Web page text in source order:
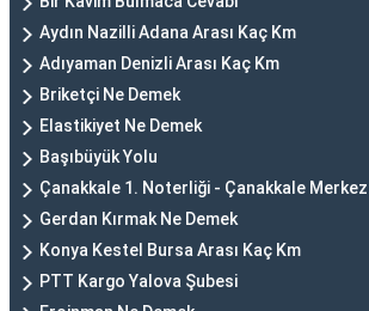
Aydın Nazilli Adana Arası Kaç Km
Adıyaman Denizli Arası Kaç Km
Briketçi Ne Demek
Elastikiyet Ne Demek
Başıbüyük Yolu
Çanakkale 1. Noterliği - Çanakkale
Gerdan Kırmak Ne Demek
Konya Kestel Bursa Arası Kaç Km
PTT Kargo Yalova Şubesi